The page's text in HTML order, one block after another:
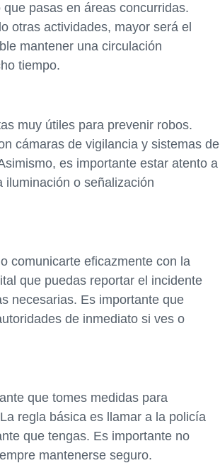
pasas en áreas concurridas.
otras actividades, mayor será el
mantener una circulación
tiempo.
muy útiles para prevenir robos.
cámaras de vigilancia y sistemas de
es importante estar atento a
iluminación o señalización
comunicarte eficazmente con la
que puedas reportar el incidente
necesarias. Es importante que
de inmediato si ves o
que tomes medidas para
regla básica es llamar a la policía
que tengas. Es importante no
mantenerse seguro.